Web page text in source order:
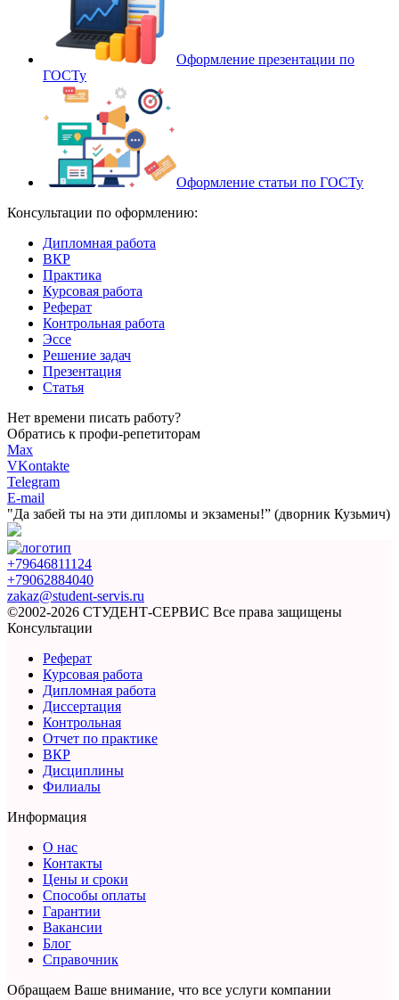
Оформление презентации по
ГОСТу
Оформление статьи по ГОСТу
Консультации по оформлению:
Дипломная работа
ВКР
Практика
Курсовая работа
Реферат
Контрольная работа
Эссе
Решение задач
Презентация
Статья
Нет времени писать работу?
Обратись к профи-репетиторам
Max
VKontakte
Telegram
E-mail
"Да забей ты на эти дипломы и экзамены!” (дворник Кузьмич)
+79646811124
+79062884040
zakaz@student-servis.ru
©2002-2026 СТУДЕНТ-СЕРВИС Все права защищены
Консультации
Реферат
Курсовая работа
Дипломная работа
Диссертация
Контрольная
Отчет по практике
ВКР
Дисциплины
Филиалы
Информация
О нас
Контакты
Цены и сроки
Способы оплаты
Гарантии
Вакансии
Блог
Справочник
Обращаем Ваше внимание, что все услуги компании